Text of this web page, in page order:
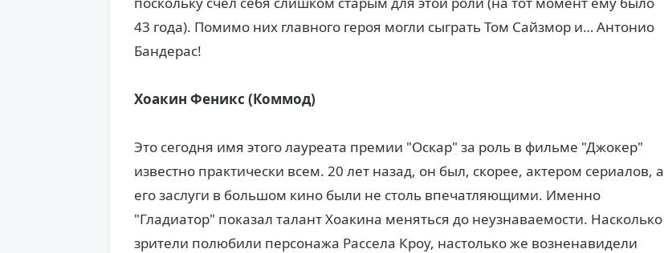
43 года). Помимо них главного героя могли сыграть Том Сайзмор и… Антонио
Бандерас!
Хоакин Феникс (Коммод)
Это сегодня имя этого лауреата премии "Оскар" за роль в фильме "Джокер"
известно практически всем. 20 лет назад, он был, скорее, актером сериалов, а
его заслуги в большом кино были не столь впечатляющими. Именно
"Гладиатор" показал талант Хоакина меняться до неузнаваемости. Насколько
зрители полюбили персонажа Рассела Кроу, настолько же возненавидели